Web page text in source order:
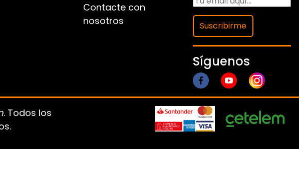
Contacte con
nosotros
Suscribirme
Síguenos
. Todos los